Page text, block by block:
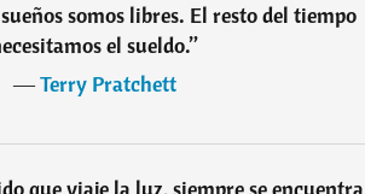
somos libres. El resto del tiempo
el sueldo.”
―Terry Pratchett